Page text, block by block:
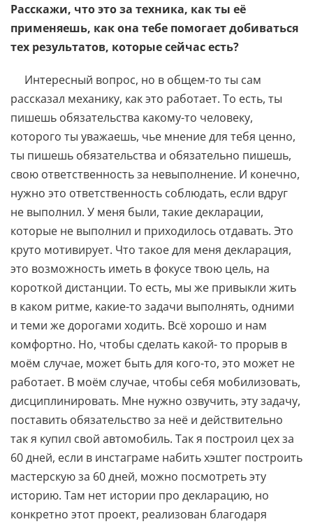
Расскажи, что это за техника, как ты её
применяешь, как она тебе помогает добиваться
тех результатов, которые сейчас есть?
Интересный вопрос, но в общем-то ты сам
рассказал механику, как это работает. То есть, ты
пишешь обязательства какому-то человеку,
которого ты уважаешь, чье мнение для тебя ценно,
ты пишешь обязательства и обязательно пишешь,
свою ответственность за невыполнение. И конечно,
нужно это ответственность соблюдать, если вдруг
не выполнил. У меня были, такие декларации,
которые не выполнил и приходилось отдавать. Это
круто мотивирует. Что такое для меня декларация,
это возможность иметь в фокусе твою цель, на
короткой дистанции. То есть, мы же привыкли жить
в каком ритме, какие-то задачи выполнять, одними
и теми же дорогами ходить. Всё хорошо и нам
комфортно. Но, чтобы сделать какой- то прорыв в
моём случае, может быть для кого-то, это может не
работает. В моём случае, чтобы себя мобилизовать,
дисциплинировать. Мне нужно озвучить, эту задачу,
поставить обязательство за неё и действительно
так я купил свой автомобиль. Так я построил цех за
60 дней, если в инстаграме набить хэштег построить
мастерскую за 60 дней, можно посмотреть эту
историю. Там нет истории про декларацию, но
конкретно этот проект, реализован благодаря